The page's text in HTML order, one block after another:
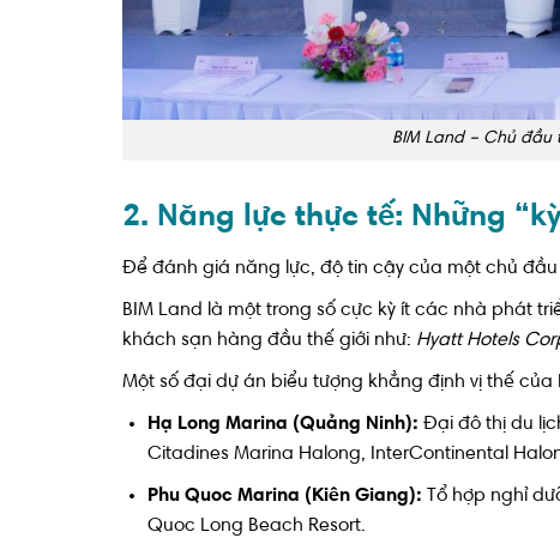
BIM Land – Chủ đầu
2. Năng lực thực tế: Những
Để đánh giá năng lực, độ tin cậy của một chủ
BIM Land là một trong số cực kỳ ít các nhà phát
khách sạn hàng đầu thế giới như: Hyatt Hotels
Một số đại dự án biểu tượng khẳng định vị thế của
Hạ Long Marina (Quảng Ninh): Đại đô thị du
Citadines Marina Halong, InterContinental
Phu Quoc Marina (Kiên Giang): Tổ hợp nghỉ
Quoc Long Beach Resort.